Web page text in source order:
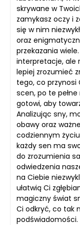
skrywane w
zamykasz oczy i
się w nim
oraz
przekazania
interpretacje, ale
lepiej zrozumieć
tego, co przynosi
scen, po te
gotowi, aby
Analizując sny,
obawy oraz
codziennym
każdy sen ma
do zrozumienia
odwiedzenia
na Ciebie
ułatwią Ci
magiczny świat
Ci odkryć, co tak
podświadomości.